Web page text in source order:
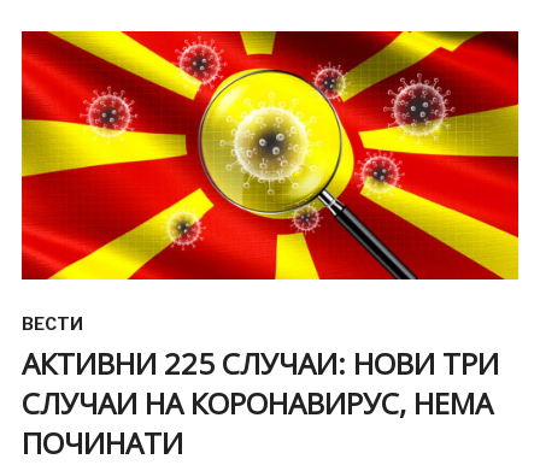
ВЕСТИ
АКТИВНИ 225 СЛУЧАИ: НОВИ ТРИ
СЛУЧАИ НА КОРОНАВИРУС, НЕМА
ПОЧИНАТИ